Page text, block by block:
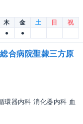
木 金 土 日
祝
● ●
合病院聖隷三方原
環器内科 消化器内科 血